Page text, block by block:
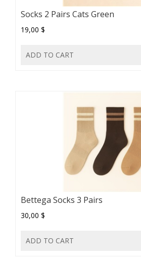
Socks 2 Pairs Cats Green
19,00 $
ADD TO CART
Bettega Socks 3 Pairs
30,00 $
ADD TO CART